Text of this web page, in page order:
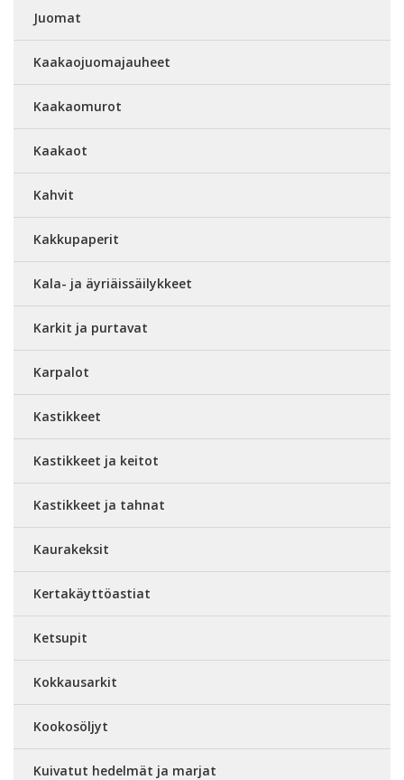
Juomat
Kaakaojuomajauheet
Kaakaomurot
Kaakaot
Kahvit
Kakkupaperit
Kala- ja äyriäissäilykkeet
Karkit ja purtavat
Karpalot
Kastikkeet
Kastikkeet ja keitot
Kastikkeet ja tahnat
Kaurakeksit
Kertakäyttöastiat
Ketsupit
Kokkausarkit
Kookosöljyt
Kuivatut hedelmät ja marjat